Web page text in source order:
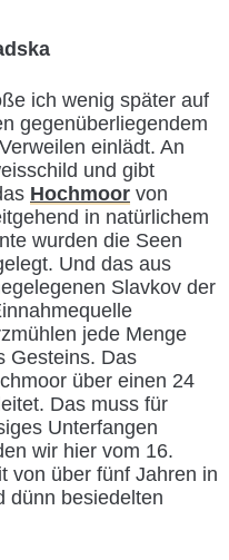
ich wenig später auf
gegenüberliegendem
einlädt. An
und gibt
Hochmoor von
in natürlichem
wurden die Seen
Und das aus
Slavkov der
jede Menge
Gesteins. Das
über einen 24
Das muss für
Unterfangen
wir hier vom 16.
von über fünf Jahren in
dünn besiedelten